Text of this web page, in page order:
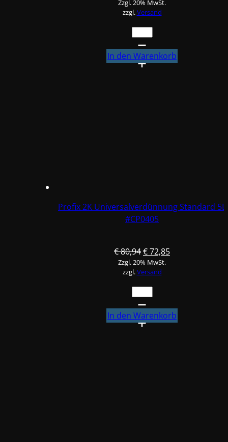
Preis
war:
€ 96,33
Zzgl. 20% MwSt.
zzgl.Versand
Profix
2K
Universalverdünnung
Kurz
In den Warenkorb
Profix 2K Universalverdünnung Standard 5L
#CP0405
€80,94Ursprünglicher
Preis
war:
€ 80,94
€72,85Aktueller
Zzgl. 20% MwSt.
zzgl.Versand
Profix
2K
Universalverdünnung
Standard
In den Warenkorb